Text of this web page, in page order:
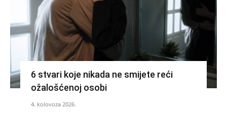
6 stvari koje nikada ne smijete reći
ožalošćenoj osobi
4. kolovoza 2026.